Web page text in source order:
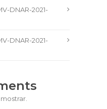
DNAR-2021-
DNAR-2021-